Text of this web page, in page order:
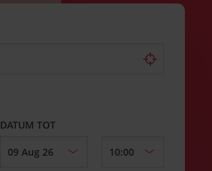
DATUM TOT